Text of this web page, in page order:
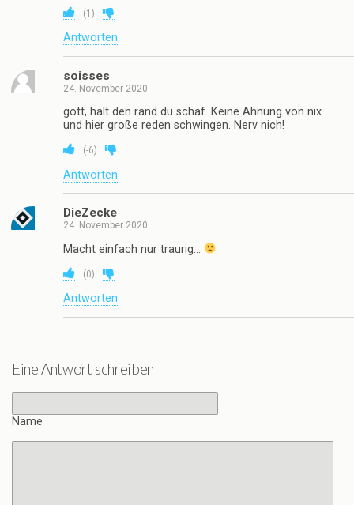
(1 )
Antworten
soisses
24. November 2020
gott, halt den rand du schaf. Keine Ahnung von nix
und hier große reden schwingen. Nerv nich!
(-6)
Antworten
DieZecke
24. November 2020
Macht einfach nur traurig…
(0)
Antworten
Eine Antwort schreiben
Name